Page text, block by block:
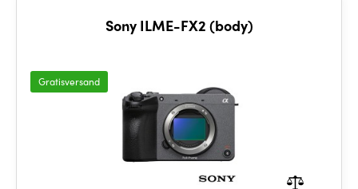
Sony ILME-FX2 (body)
Gratisversand